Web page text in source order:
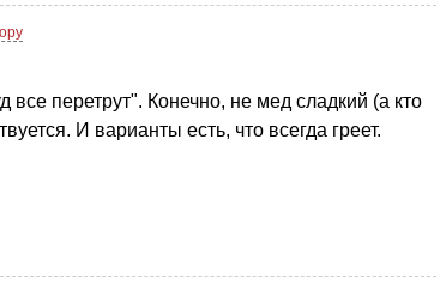
все перетрут". Конечно, не мед сладкий (а кто
И варианты есть, что всегда греет.